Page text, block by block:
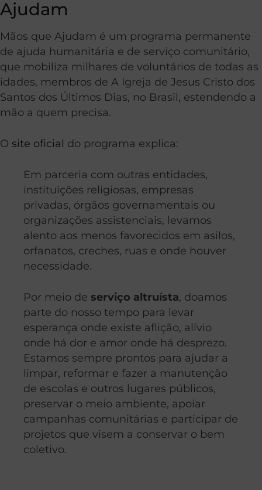
Ajudam
Mãos que Ajudam é um programa permanente
de ajuda humanitária e de serviço comunitário,
que mobiliza milhares de voluntários de todas as
idades, membros de A Igreja de Jesus Cristo dos
Santos dos Últimos Dias, no Brasil, estendendo a
mão a quem precisa.
O site oficial do programa explica:
Em parceria com outras entidades,
instituições religiosas, empresas
privadas, órgãos governamentais ou
organizações assistenciais, levamos
alento aos menos favorecidos em asilos,
orfanatos, creches, ruas e onde houver
necessidade.
Por meio de serviço altruísta, doamos
parte do nosso tempo para levar
esperança onde existe aflição, alívio
onde há dor e amor onde há desprezo.
Estamos sempre prontos para ajudar a
limpar, reformar e fazer a manutenção
de escolas e outros lugares públicos,
preservar o meio ambiente, apoiar
campanhas comunitárias e participar de
projetos que visem a conservar o bem
coletivo.